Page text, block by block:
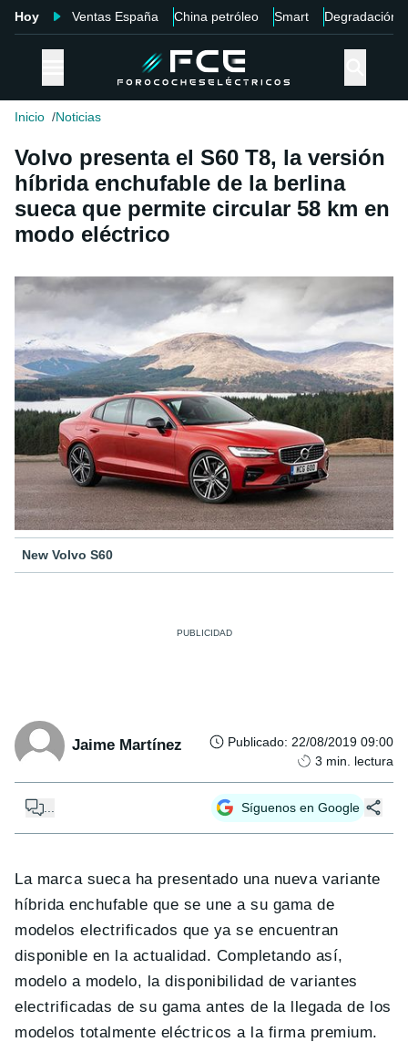
Hoy Ventas España China petróleo Smart Degradación
Inicio Noticias
Volvo presenta el S60 T8, la versión
híbrida enchufable de la berlina
sueca que permite circular 58 km en
modo eléctrico
New Volvo S60
Jaime Martínez Publicado: 22/08/2019 09:00
3 min. lectura
Síguenos en Google
La marca sueca ha presentado una nueva variante
híbrida enchufable que se une a su gama de
modelos electrificados que ya se encuentran
disponible en la actualidad. Completando así,
modelo a modelo, la disponibilidad de variantes
electrificadas de su gama antes de la llegada de los
modelos totalmente eléctricos a la firma premium.